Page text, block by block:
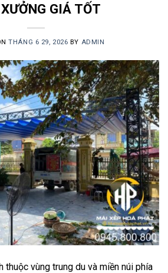
GIÁ TỐT
THÁNG 6 29, 2026 BY ADMIN
thuộc vùng trung du và miền núi phía